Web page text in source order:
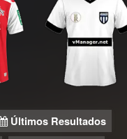
Últimos Resultados